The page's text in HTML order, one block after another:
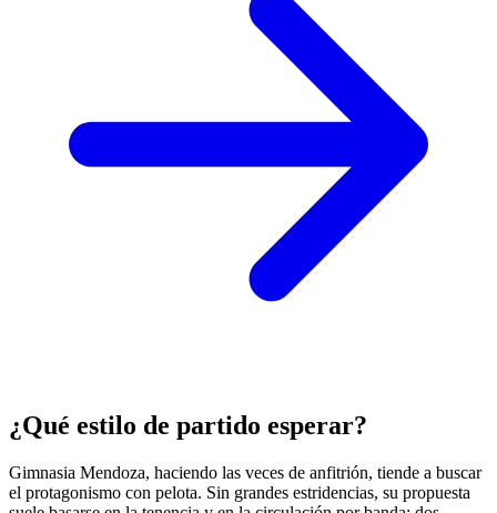
¿Qué estilo de partido esperar?
Gimnasia Mendoza, haciendo las veces de anfitrión, tiende a buscar
el protagonismo con pelota. Sin grandes estridencias, su propuesta